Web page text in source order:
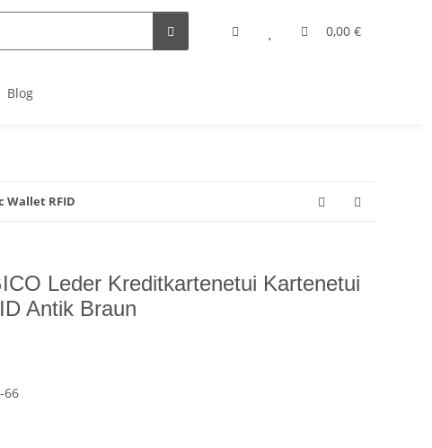
0,00 €
Blog
Wallet RFID
Leder Kreditkartenetui Kartenetui
Antik Braun
66